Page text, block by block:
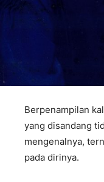
Berpenampilan
yang disandang
mengenalnya,
pada dirinya.